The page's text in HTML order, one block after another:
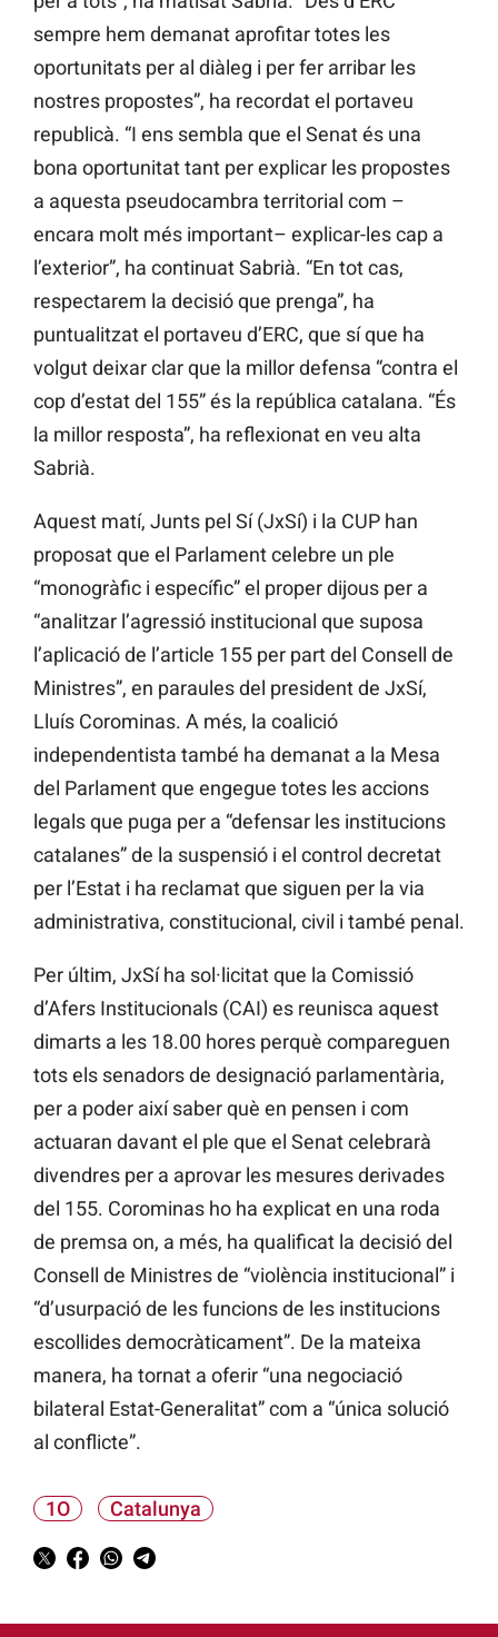
sempre hem demanat aprofitar totes les
oportunitats per al diàleg i per fer arribar les
nostres propostes”, ha recordat el portaveu
republicà. “I ens sembla que el Senat és una
bona oportunitat tant per explicar les propostes
a aquesta pseudocambra territorial com –
encara molt més important– explicar-les cap a
l’exterior”, ha continuat Sabrià. “En tot cas,
respectarem la decisió que prenga”, ha
puntualitzat el portaveu d’ERC, que sí que ha
volgut deixar clar que la millor defensa “contra el
cop d’estat del 155” és la república catalana. “És
la millor resposta”, ha reflexionat en veu alta
Sabrià.
Aquest matí, Junts pel Sí (JxSí) i la CUP han
proposat que el Parlament celebre un ple
“monogràfic i específic” el proper dijous per a
“analitzar l’agressió institucional que suposa
l’aplicació de l’article 155 per part del Consell de
Ministres”, en paraules del president de JxSí,
Lluís Corominas. A més, la coalició
independentista també ha demanat a la Mesa
del Parlament que engegue totes les accions
legals que puga per a “defensar les institucions
catalanes” de la suspensió i el control decretat
per l’Estat i ha reclamat que siguen per la via
administrativa, constitucional, civil i també penal.
Per últim, JxSí ha sol·licitat que la Comissió
d’Afers Institucionals (CAI) es reunisca aquest
dimarts a les 18.00 hores perquè compareguen
tots els senadors de designació parlamentària,
per a poder així saber què en pensen i com
actuaran davant el ple que el Senat celebrarà
divendres per a aprovar les mesures derivades
del 155. Corominas ho ha explicat en una roda
de premsa on, a més, ha qualificat la decisió del
Consell de Ministres de “violència institucional” i
“d’usurpació de les funcions de les institucions
escollides democràticament”. De la mateixa
manera, ha tornat a oferir “una negociació
bilateral Estat-Generalitat” com a “única solució
al conflicte”.
1O Catalunya